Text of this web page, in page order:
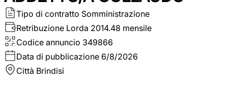
Tipo di contratto Somministrazione
Retribuzione Lorda 2014.48 mensile
Codice annuncio 349866
Data di pubblicazione 6/8/2026
Città Brindisi